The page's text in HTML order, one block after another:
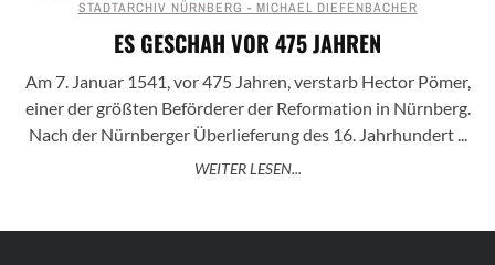
STADTARCHIV NÜRNBERG - MICHAEL DIEFENBACHER
ES GESCHAH VOR 475 JAHREN
Am 7. Januar 1541, vor 475 Jahren, verstarb Hector Pömer,
einer der größten Beförderer der Reformation in Nürnberg.
Nach der Nürnberger Überlieferung des 16. Jahrhundert ...
WEITER LESEN...